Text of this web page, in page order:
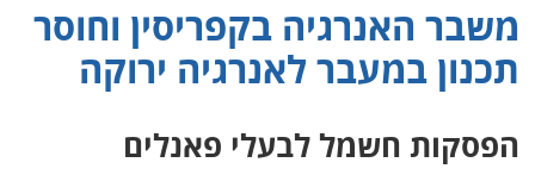
משבר האנרגיה בקפריסין וחוסר
תכנון במעבר לאנרגיה ירוקה
הפסקות חשמל לבעלי פאנלים